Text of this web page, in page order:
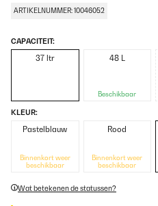
ARTIKELNUMMER: 10046052
CAPACITEIT:
37 ltr 48 L
Beschikbaar
KLEUR:
Pastelblauw
Binnenkort weer
beschikbaar
Rood
Binnenkort weer
beschikbaar
Wat betekenen de statussen?